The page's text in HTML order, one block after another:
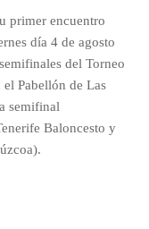
primer encuentro
día 4 de agosto
del Torneo
Pabellón de Las
semifinal
Baloncesto y